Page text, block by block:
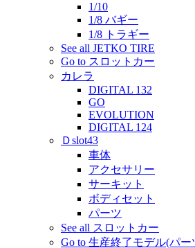
1/10
1/8 バギー
1/8 トラギー
See all JETKO TIRE
Go to スロットカー
カレラ
DIGITAL 132
GO
EVOLUTION
DIGITAL 124
Ｄslot43
車体
アクセサリー
サーキット
ボディセット
パーツ
See all スロットカー
Go to 生産終了モデル(パー